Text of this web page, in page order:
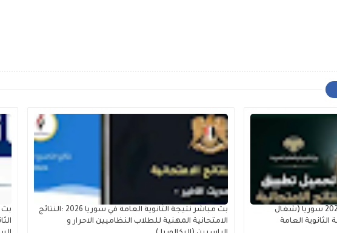
تحميل تطبيق نتائج البكالوريا 2026 سوريا (شغال
بث مباشر نتيجة الثانوية العامة في سوريا 2026 :النتائج
الامتحانية المهنية للطلاب النظاميين الاحرار و
بث